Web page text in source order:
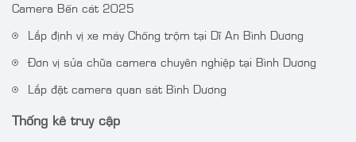
Camera IP AcuSense
VT-2CD3BG-DC
ColorVu Audio Fixed
Turret Camera
Camera Bến cát 2025
Lắp định vị xe máy Chống trộm tại Dĩ An Bình Dương
Đơn vị sửa chữa camera chuyên nghiệp tại Bình Dương
Lắp đặt camera quan sát Bình Dương
Thống kê truy cập